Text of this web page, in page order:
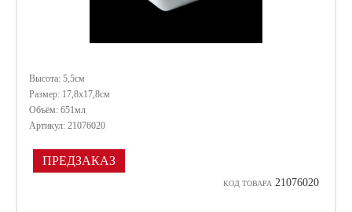
Высота: 5,5см
Размер: 17,8х17,8см
Объём: 651мл
Артикул: 21076020
ПРЕДЗАКАЗ
КОД ТОВАРА 21076020